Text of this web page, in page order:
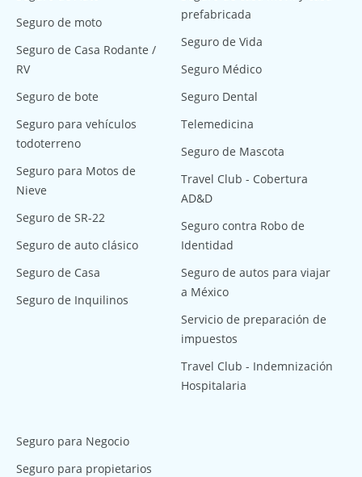
Seguro de moto
Seguro de Casa Rodante /
RV
Seguro de bote
Seguro para vehículos
todoterreno
Seguro para Motos de
Nieve
Seguro de SR-22
Seguro de auto clásico
Seguro de Casa
Seguro de Inquilinos
prefabricada
Seguro de Vida
Seguro Médico
Seguro Dental
Telemedicina
Seguro de Mascota
Travel Club - Cobertura
AD&D
Seguro contra Robo de
Identidad
Seguro de autos para viajar
a México
Servicio de preparación de
impuestos
Travel Club - Indemnización
Hospitalaria
Seguro para Negocio
Seguro para propietarios